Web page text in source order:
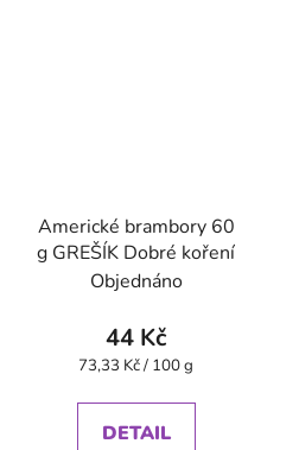
Americké brambory 60
g GREŠÍK Dobré koření
Objednáno
44 Kč
Měrná
73,33 Kč / 100 g
DETAIL